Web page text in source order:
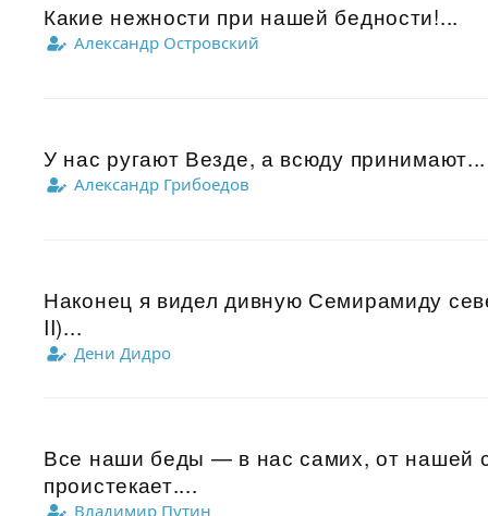
Какие нежности при нашей бедности!...
Александр Островский
У нас ругают Везде, а всюду принимают...
Александр Грибоедов
Наконец я видел дивную Семирамиду
II)...
Дени Дидро
Все наши беды — в нас самих, от нашей
проистекает....
Владимир Путин